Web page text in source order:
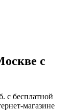
с
с бесплатной
магазине